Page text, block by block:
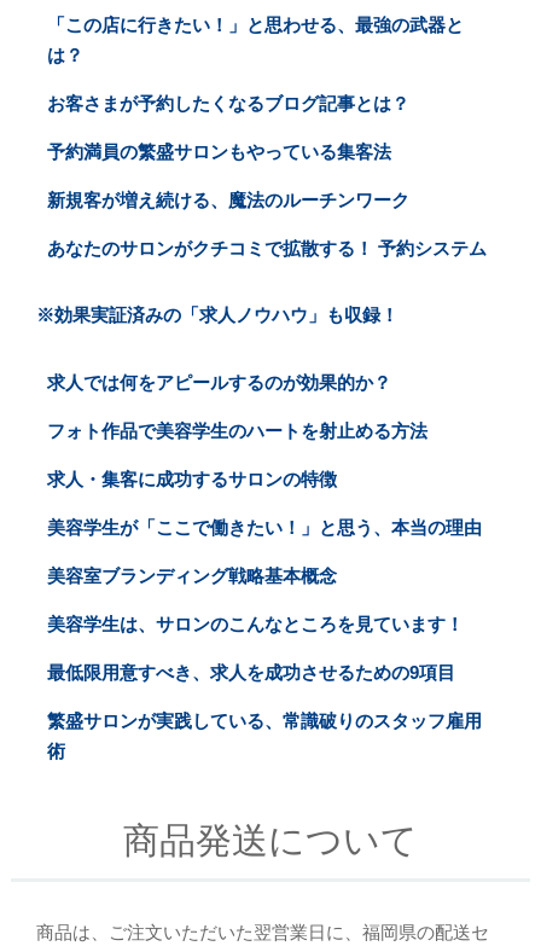
「この店に行きたい！」と思わせる、最強の武器と
は？
お客さまが予約したくなるブログ記事とは？
予約満員の繁盛サロンもやっている集客法
新規客が増え続ける、魔法のルーチンワーク
あなたのサロンがクチコミで拡散する！ 予約システム
※効果実証済みの「求人ノウハウ」も収録！
求人では何をアピールするのが効果的か？
フォト作品で美容学生のハートを射止める方法
求人・集客に成功するサロンの特徴
美容学生が「ここで働きたい！」と思う、本当の理由
美容室ブランディング戦略基本概念
美容学生は、サロンのこんなところを見ています！
最低限用意すべき、求人を成功させるための9項目
繁盛サロンが実践している、常識破りのスタッフ雇用
術
商品発送について
商品は、ご注文いただいた翌営業日に、福岡県の配送セ